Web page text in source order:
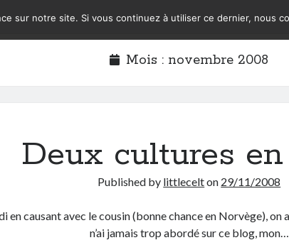
Mois : novembre 2008
Deux cultures
Published by littlecelton 29/11/2008
en causant avec le cousin (bonne chance en Norvège), on
n’ai jamais trop abordé sur ce blog, mon…
sur notre site. Si vous continuez à utiliser ce dernier, nous